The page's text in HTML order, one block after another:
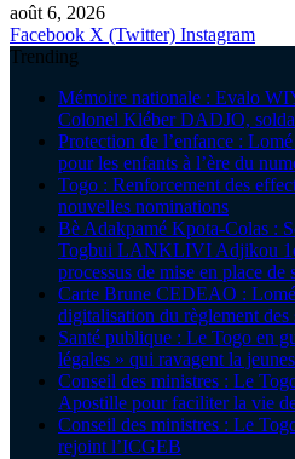
août 6, 2026
Facebook X (Twitter) Instagram
Trending
Mémoire nationale : Evalo
Colonel Kléber DADJO,
Protection de l’enfance :
pour les enfants à l’ère du
Togo : Renforcement des
nouvelles nominations
Bè Adakpamé Kpota-Colas :
Togbui LANKLIVI Adjikou
processus de mise en place de
Carte Brune CEDEAO :
digitalisation du règlement des
Santé publique : Le Togo en
légales » qui ravagent la
Conseil des ministres : Le
Apostille pour faciliter la vie
Conseil des ministres : Le
rejoint l’ICGEB